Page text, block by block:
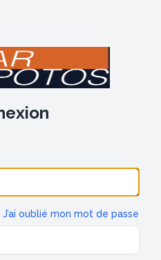
J’ai oublié mon mot de passe